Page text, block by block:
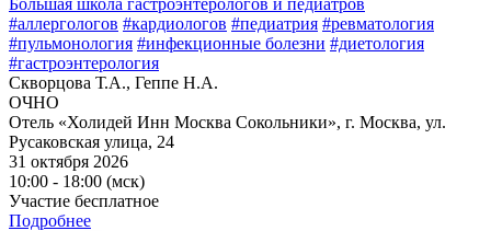
#аллергологов #кардиологов #педиатрия #ревматология
#пульмонология #инфекционные болезни #диетология
#гастроэнтерология
Скворцова Т.А., Геппе Н.А.
ОЧНО
Отель «Холидей Инн Москва Сокольники», г. Москва, ул.
Русаковская улица, 24
31 октября 2026
10:00 - 18:00 (мск)
Участие бесплатное
Подробнее